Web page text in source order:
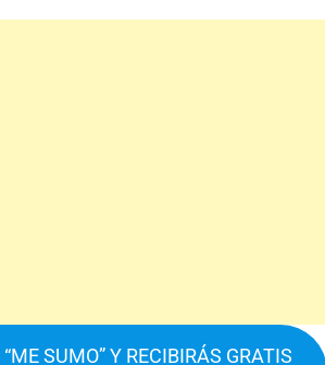
SUMO” Y RECIBIRÁS GRATIS